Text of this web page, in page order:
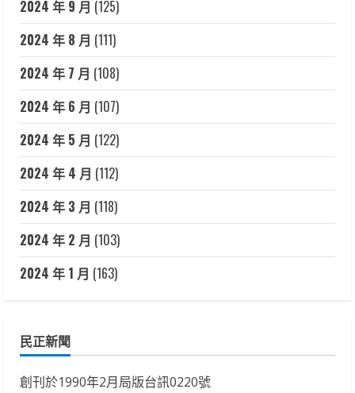
2024 年 9 月 (125)
2024 年 8 月 (111)
2024 年 7 月 (108)
2024 年 6 月 (107)
2024 年 5 月 (122)
2024 年 4 月 (112)
2024 年 3 月 (118)
2024 年 2 月 (103)
2024 年 1 月 (163)
民正新聞
創刊於1990年2月局版台訊0220號